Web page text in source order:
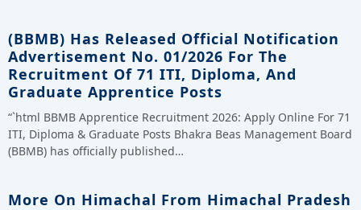
(BBMB) Has Released Official Notification
Advertisement No. 01/2026 For The
Recruitment Of 71 ITI, Diploma, And
Graduate Apprentice Posts
“`html BBMB Apprentice Recruitment 2026: Apply Online For 71
ITI, Diploma & Graduate Posts Bhakra Beas Management Board
(BBMB) has officially published…
More On Himachal From Himachal Pradesh